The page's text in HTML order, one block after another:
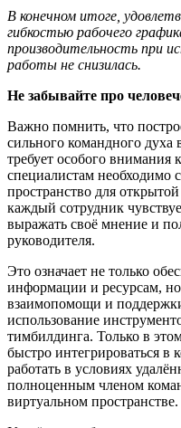
В конечном итоге,
гибкостью рабочего
производительность при
работы не снизилась.
Не забывайте про
Важно помнить, что
сильного командного духа
требует особого внимания
специалистам необходимо
пространство для
каждый сотрудник
выражать своё мнение и
руководителя.
Это означает не только
информации и ресурсам,
взаимопомощи и
использование
тимбилдинга. Только в
быстро интегрироваться в
работать в условиях
полноценным членом
виртуальном пространстве.